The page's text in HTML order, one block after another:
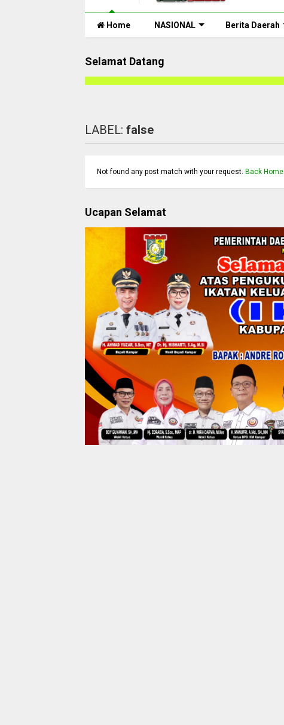
Home NASIONAL Berita Daerah
Selamat Datang
LABEL: false
Not found any post match with your request. Back Home
Ucapan Selamat